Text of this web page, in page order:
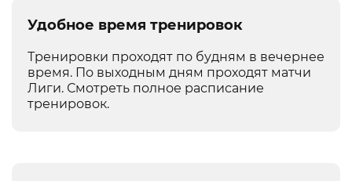
Удобное время тренировок
Тренировки проходят по будням в вечернее
время. По выходным дням проходят матчи
Лиги. Смотреть полное расписание
тренировок.